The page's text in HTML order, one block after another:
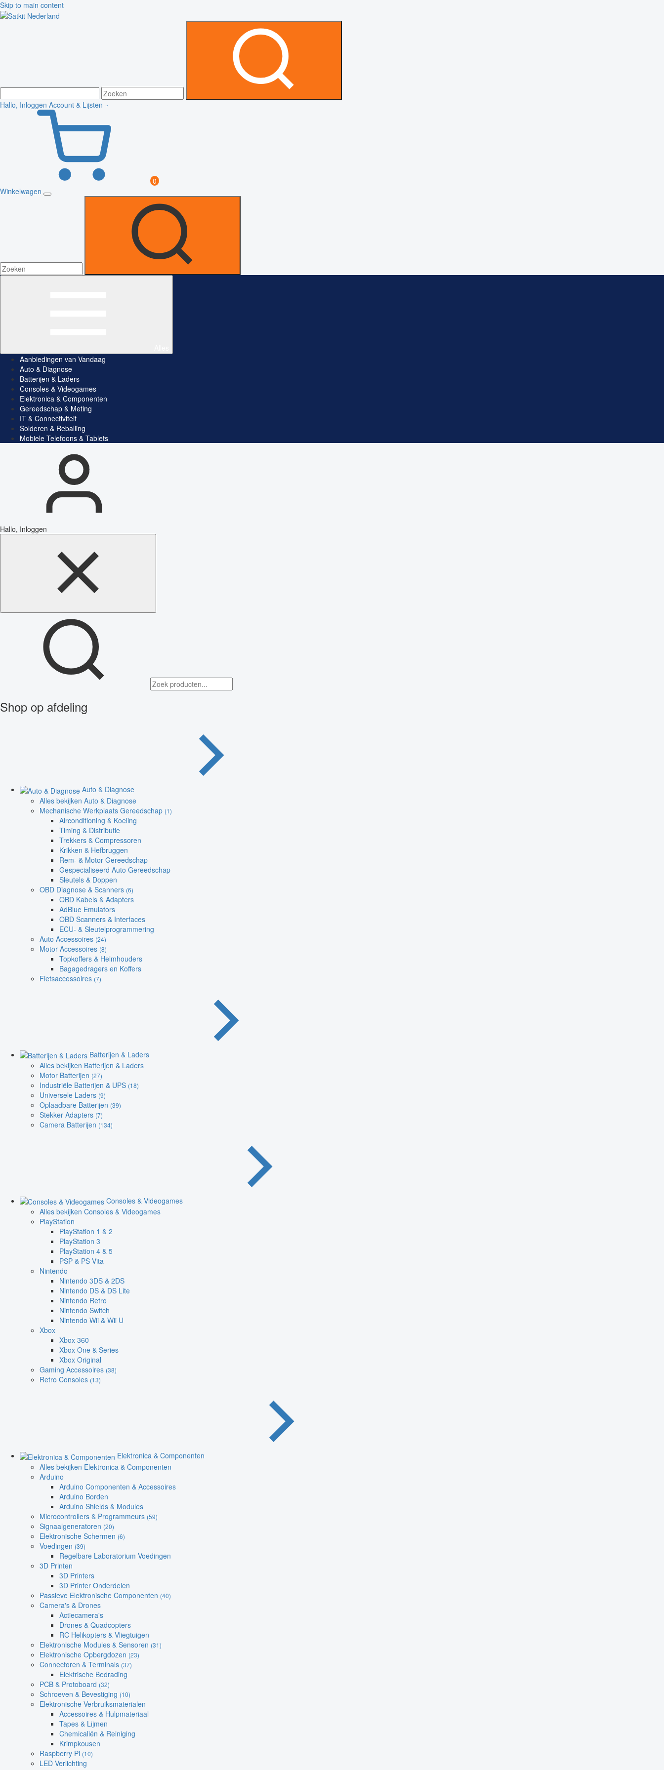
Skip to main content
Hallo, Inloggen Account & Lijsten
0
Winkelwagen
Aanbiedingen van Vandaag
Auto & Diagnose
Batterijen & Laders
Consoles & Videogames
Elektronica & Componenten
Gereedschap & Meting
IT & Connectiviteit
Solderen & Reballing
Mobiele Telefoons & Tablets
Hallo, Inloggen
Shop op afdeling
Auto & Diagnose
Alles bekijken Auto & Diagnose
Mechanische Werkplaats Gereedschap (1)
Airconditioning & Koeling
Timing & Distributie
Trekkers & Compressoren
Krikken & Hefbruggen
Rem- & Motor Gereedschap
Gespecialiseerd Auto Gereedschap
Sleutels & Doppen
OBD Diagnose & Scanners (6)
OBD Kabels & Adapters
AdBlue Emulators
OBD Scanners & Interfaces
ECU- & Sleutelprogrammering
Auto Accessoires (24)
Motor Accessoires (8)
Topkoffers & Helmhouders
Bagagedragers en Koffers
Fietsaccessoires (7)
Batterijen & Laders
Alles bekijken Batterijen & Laders
Motor Batterijen (27)
Industriële Batterijen & UPS (18)
Universele Laders (9)
Oplaadbare Batterijen (39)
Stekker Adapters (7)
Camera Batterijen (134)
Consoles & Videogames
Alles bekijken Consoles & Videogames
PlayStation
PlayStation 1 & 2
PlayStation 3
PlayStation 4 & 5
PSP & PS Vita
Nintendo
Nintendo 3DS & 2DS
Nintendo DS & DS Lite
Nintendo Retro
Nintendo Switch
Nintendo Wii & Wii U
Xbox
Xbox 360
Xbox One & Series
Xbox Original
Gaming Accessoires (38)
Retro Consoles (13)
Elektronica & Componenten
Alles bekijken Elektronica & Componenten
Arduino
Arduino Componenten & Accessoires
Arduino Borden
Arduino Shields & Modules
Microcontrollers & Programmeurs (59)
Signaalgeneratoren (20)
Elektronische Schermen (6)
Voedingen (39)
Regelbare Laboratorium Voedingen
3D Printen
3D Printers
3D Printer Onderdelen
Passieve Elektronische Componenten (40)
Camera's & Drones
Actiecamera's
Drones & Quadcopters
RC Helikopters & Vliegtuigen
Elektronische Modules & Sensoren (31)
Elektronische Opbergdozen (23)
Connectoren & Terminals (37)
Elektrische Bedrading
PCB & Protoboard (32)
Schroeven & Bevestiging (10)
Elektronische Verbruiksmaterialen
Accessoires & Hulpmateriaal
Tapes & Lijmen
Chemicaliën & Reiniging
Krimpkousen
Raspberry Pi (10)
LED Verlichting